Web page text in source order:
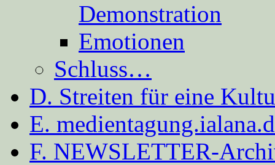
Demonstration
Emotionen
Schluss…
D. Streiten für eine
E.
F. NEWSLETTER-